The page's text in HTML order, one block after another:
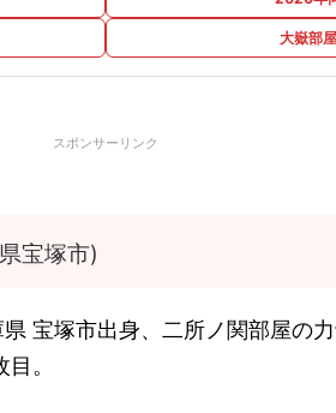
大嶽部
スポンサーリンク
宝塚市)
宝塚市出身、二所ノ関部屋の
。